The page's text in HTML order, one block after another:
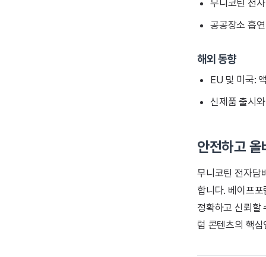
무니코틴 전
공공장소 흡
해외 동향
EU 및 미국:
신제품 출시
안전하고
무니코틴 전자담
합니다. 베이프
정확하고 신뢰할
럼 콘텐츠의 핵심